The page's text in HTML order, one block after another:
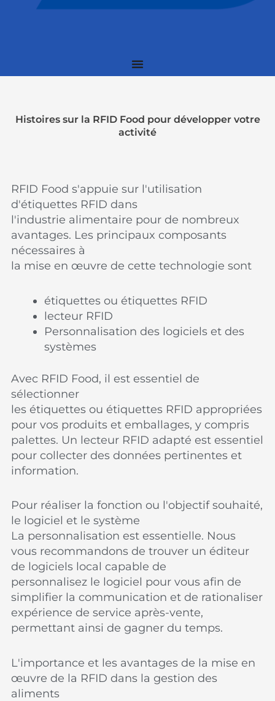
Histoires sur la RFID Food pour développer votre
activité
RFID Food s'appuie sur l'utilisation
d'étiquettes RFID dans
l'industrie alimentaire pour de nombreux
avantages. Les principaux composants
nécessaires à
la mise en œuvre de cette technologie sont
étiquettes ou étiquettes RFID
lecteur RFID
Personnalisation des logiciels et des
systèmes
Avec RFID Food, il est essentiel de
sélectionner
les étiquettes ou étiquettes RFID appropriées
pour vos produits et emballages, y compris
palettes. Un lecteur RFID adapté est essentiel
pour collecter des données pertinentes et
information.
Pour réaliser la fonction ou l'objectif souhaité,
le logiciel et le système
La personnalisation est essentielle. Nous
vous recommandons de trouver un éditeur
de logiciels local capable de
personnalisez le logiciel pour vous afin de
simplifier la communication et de rationaliser
expérience de service après-vente,
permettant ainsi de gagner du temps.
L'importance et les avantages de la mise en
œuvre de la RFID dans la gestion des
aliments